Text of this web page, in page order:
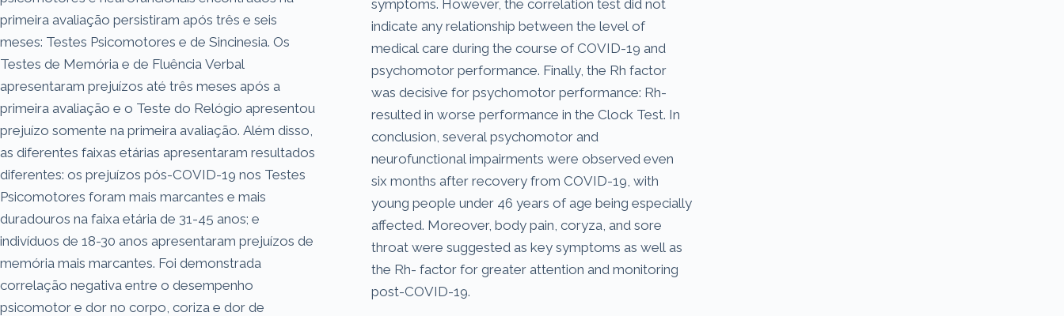
primeira avaliação persistiram após três e seis
meses: Testes Psicomotores e de Sincinesia. Os
Testes de Memória e de Fluência Verbal
apresentaram prejuízos até três meses após a
primeira avaliação e o Teste do Relógio apresentou
prejuízo somente na primeira avaliação. Além disso,
as diferentes faixas etárias apresentaram resultados
diferentes: os prejuízos pós-COVID-19 nos Testes
Psicomotores foram mais marcantes e mais
duradouros na faixa etária de 31-45 anos; e
indivíduos de 18-30 anos apresentaram prejuízos de
memória mais marcantes. Foi demonstrada
correlação negativa entre o desempenho
psicomotor e dor no corpo, coriza e dor de
symptoms. However, the correlation test did not
indicate any relationship between the level of
medical care during the course of COVID-19 and
psychomotor performance. Finally, the Rh factor
was decisive for psychomotor performance: Rh-
resulted in worse performance in the Clock Test. In
conclusion, several psychomotor and
neurofunctional impairments were observed even
six months after recovery from COVID-19, with
young people under 46 years of age being especially
affected. Moreover, body pain, coryza, and sore
throat were suggested as key symptoms as well as
the Rh- factor for greater attention and monitoring
post-COVID-19.